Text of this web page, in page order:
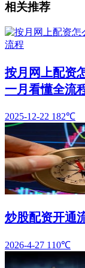
相关推荐
按月网上配资
一月看懂全流
2025-12-22 182℃
炒股配资开通
2026-4-27 110℃